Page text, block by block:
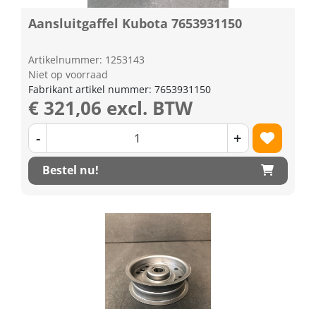
Aansluitgaffel Kubota 7653931150
Artikelnummer: 1253143
Niet op voorraad
Fabrikant artikel nummer: 7653931150
€ 321,06 excl. BTW
- +
Bestel nu!